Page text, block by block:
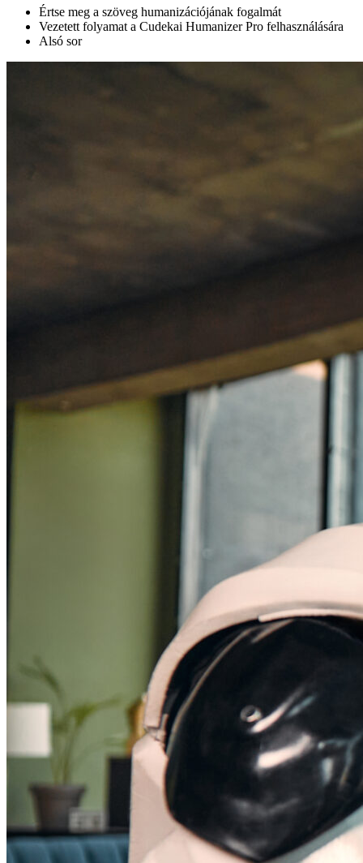
Értse meg a szöveg humanizációjának fogalmát
Vezetett folyamat a Cudekai Humanizer Pro felhasználására
Alsó sor